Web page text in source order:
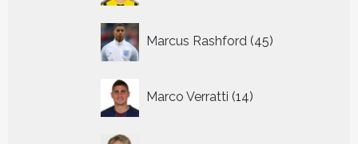
Marcus Rashford 45
producten
Marco Verratti 14
producten